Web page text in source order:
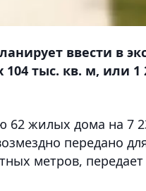
ввести в
тыс. кв. м, или
62 жилых дома на 7
передано
метров,